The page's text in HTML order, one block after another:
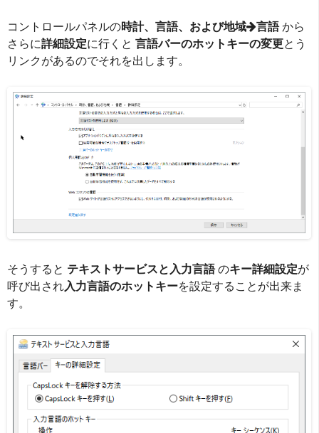
コントロールパネルの時計、言語、および地域 言語から
さらに詳細設定に行くと 言語バーのホットキーの変更とう
リンクがあるのでそれを出します。
そうすると テキストサービスと入力言語のキー詳細設定が
呼び出され入力言語のホットキーを設定することが出来ま
す。